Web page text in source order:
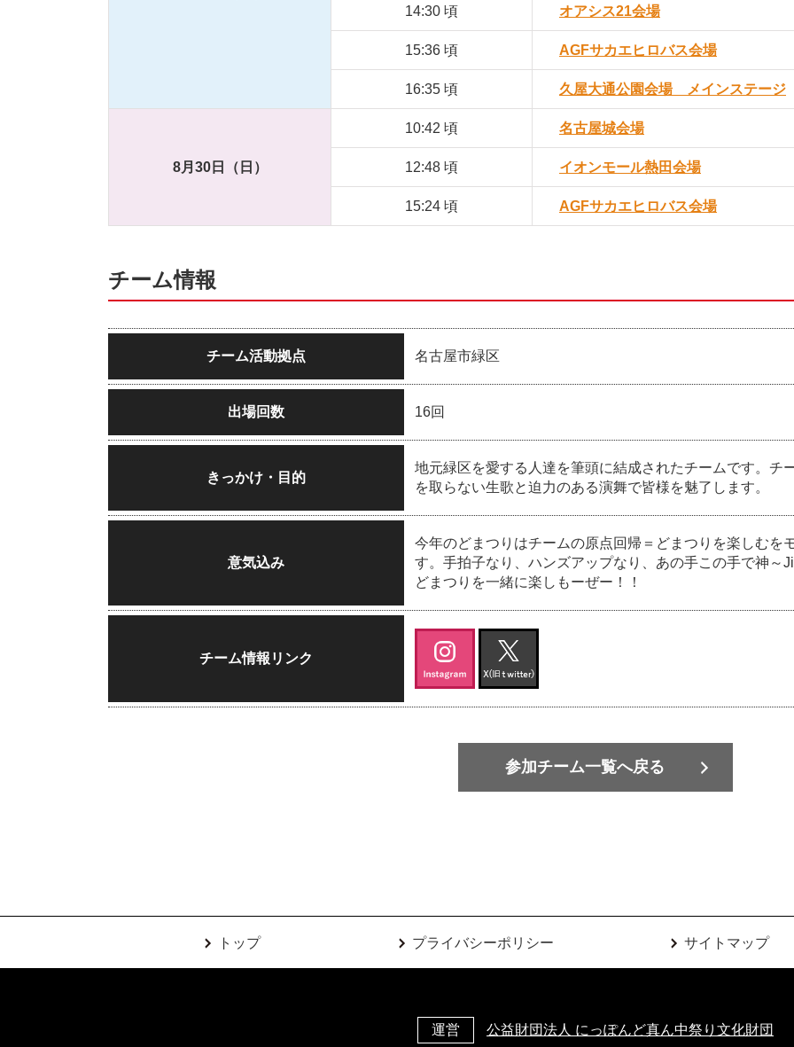
14:30 頃 オアシス21会場
15:36 頃 AGFサカエヒロバス会場
16:35 頃 久屋大通公園会場 メインステージ
8月30日（日）
10:42 頃 名古屋城会場
12:48 頃 イオンモール熱田会場
15:24 頃 AGFサカエヒロバス会場
チーム情報
チーム活動拠点 名古屋市緑区
出場回数 16回
きっかけ・目的
地元緑区を愛する人達を筆頭に結成されたチームです。チ
を取らない生歌と迫力のある演舞で皆様を魅了します。
意気込み
今年のどまつりはチームの原点回帰＝どまつりを楽しむを
す。手拍子なり、ハンズアップなり、あの手この手で神～
どまつりを一緒に楽しもーぜー！！
チーム情報リンク
参加チーム一覧へ戻る
トップ プライバシーポリシー サイトマップ
運営 公益財団法人 にっぽんど真ん中祭り文化財団